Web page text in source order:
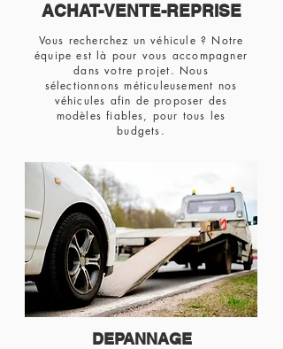
ACHAT-VENTE-REPRISE
Vous recherchez un véhicule ? Notre
équipe est là pour vous accompagner
dans votre projet. Nous
sélectionnons méticuleusement nos
véhicules afin de proposer des
modèles fiables, pour tous les
budgets.
DEPANNAGE